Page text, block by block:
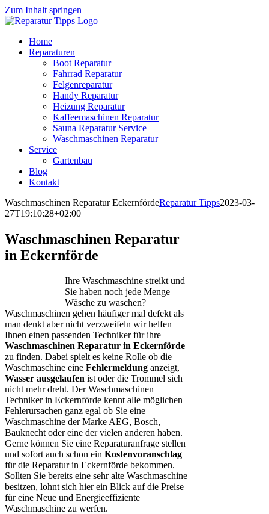
Zum Inhalt springen
Home
Reparaturen
Boot Reparatur
Fahrrad Reparatur
Felgenreparatur
Handy Reparatur
Heizung Reparatur
Kaffeemaschinen Reparatur
Sauna Reparatur Service
Waschmaschinen Reparatur
Service
Gartenbau
Blog
Kontakt
Waschmaschinen Reparatur EckernfördeReparatur Tipps2023-03-
27T19:10:28+02:00
Waschmaschinen Reparatur
in Eckernförde
Ihre Waschmaschine streikt und
Sie haben noch jede Menge
Wäsche zu waschen?
Waschmaschinen gehen häufiger mal defekt als
man denkt aber nicht verzweifeln wir helfen
Ihnen einen passenden Techniker für ihre
Waschmaschinen Reparatur in Eckernförde
zu finden. Dabei spielt es keine Rolle ob die
Waschmaschine eine Fehlermeldung anzeigt,
Wasser ausgelaufen ist oder die Trommel sich
nicht mehr dreht. Der Waschmaschinen
Techniker in Eckernförde kennt alle möglichen
Fehlerursachen ganz egal ob Sie eine
Waschmaschine der Marke AEG, Bosch,
Bauknecht oder eine der vielen anderen haben.
Gerne können Sie eine Reparaturanfrage stellen
und sofort auch schon ein Kostenvoranschlag
für die Reparatur in Eckernförde bekommen.
Sollten Sie bereits eine sehr alte Waschmaschine
besitzen, lohnt sich hier ein Blick auf die Preise
für eine Neue und Energieeffiziente
Waschmaschine zu werfen.